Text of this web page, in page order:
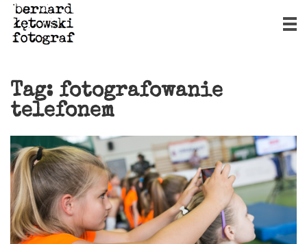
Tag: fotografowanie
telefonem